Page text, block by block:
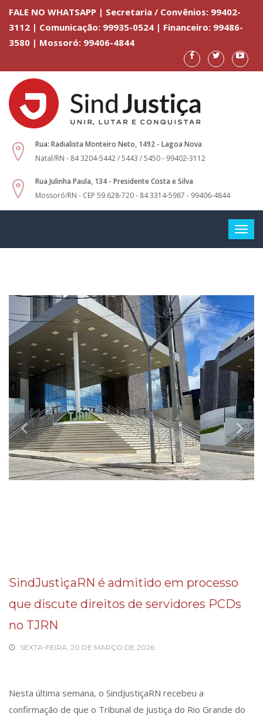
FALE NO WHATSAPP | Secretaria / Convênios: 99402-
3112 | Comunicação: 99935-0524 | Financeiro: 99486-
3580 | Mossoró: 99406-4844
Rua: Radialista Monteiro Neto, 1492 - Lagoa Nova
Natal/RN - 84 3204-5442 / 5443 / 5450 - 99402-3112
Rua Julinha Paula, 134 - Presidente Costa e Silva
Mossoró/RN - CEP 59.628-720 - 84 3314-5987 - 99406-4844
SindJustiçaRN é admitido em processo
que discute direitos de servidores PCDs
no TJRN
SEXTA-FEIRA, 20 DE MARÇO DE 2026.
Nesta última semana, o SindJustiçaRN recebeu a
confirmação de que o Tribunal de Justiça do Rio Grande do